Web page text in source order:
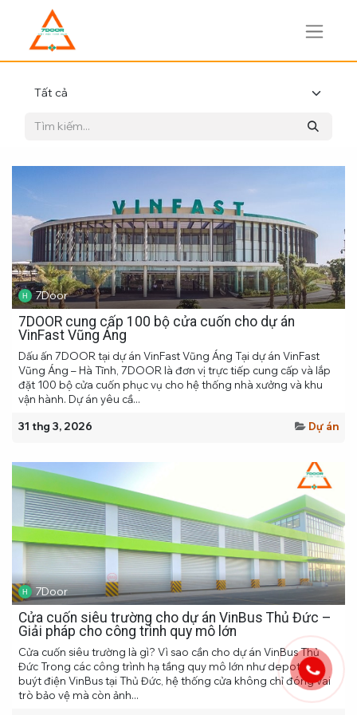
7Door
7DOOR cung cấp 100 bộ cửa cuốn cho dự án
VinFast Vũng Áng
Dấu ấn 7DOOR tại dự án VinFast Vũng Áng Tại dự án VinFast
Vũng Áng – Hà Tĩnh, 7DOOR là đơn vị trực tiếp cung cấp và lắp
đặt 100 bộ cửa cuốn phục vụ cho hệ thống nhà xưởng và khu
vận hành. Dự án yêu cầ...
31 thg 3, 2026 Dự án
7Door
Cửa cuốn siêu trường cho dự án VinBus Thủ Đức –
Giải pháp cho công trình quy mô lớn
Cửa cuốn siêu trường là gì? Vì sao cần cho dự án VinBus Thủ
Đức Trong các công trình hạ tầng quy mô lớn như depot xe
buýt điện VinBus tại Thủ Đức, hệ thống cửa không chỉ đóng vai
trò bảo vệ mà còn ảnh...